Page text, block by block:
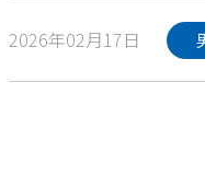
2026年02月17日